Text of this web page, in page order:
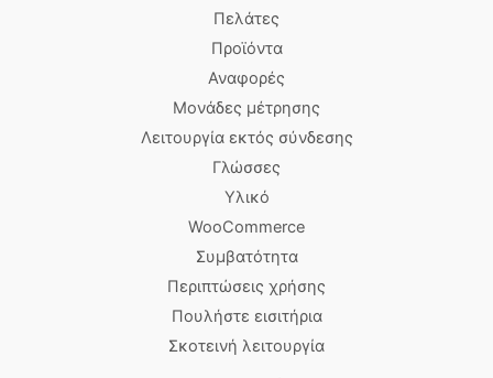
Πελάτες
Προϊόντα
Αναφορές
Μονάδες μέτρησης
Λειτουργία εκτός σύνδεσης
Γλώσσες
Υλικό
WooCommerce
Συμβατότητα
Περιπτώσεις χρήσης
Πουλήστε εισιτήρια
Σκοτεινή λειτουργία